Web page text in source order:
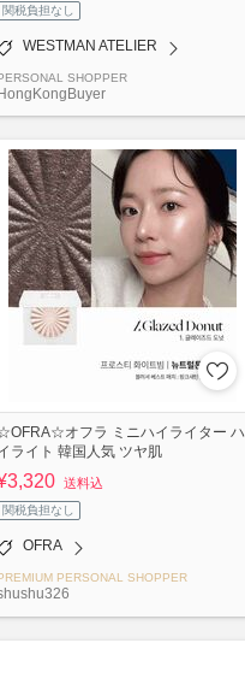
関税負担なし
WESTMAN ATELIER
SHOPPER
オフラ ミニハイライター ハ
ライト 韓国人気 ツヤ肌
送料込
関税負担なし
OFRA
PERSONAL SHOPPER